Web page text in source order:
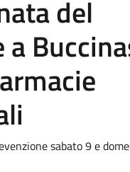
del
a
sabato 9 e